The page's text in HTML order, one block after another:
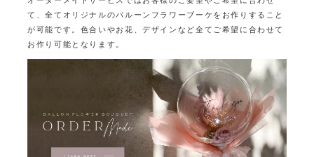
て、全てオリジナルのバルーンフラワーブーケをお作りすること
が可能です。 色合いやお花、デザインなど全てご希望に合わせて
お作り可能となります。